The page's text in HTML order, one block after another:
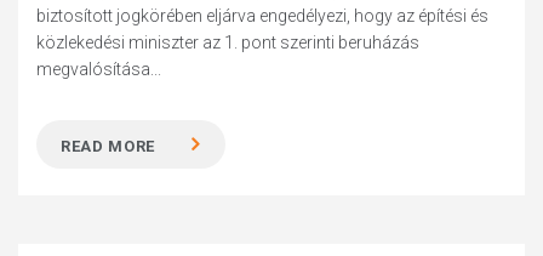
biztosított jogkörében eljárva engedélyezi, hogy az építési és
közlekedési miniszter az 1. pont szerinti beruházás
megvalósítása...
READ MORE